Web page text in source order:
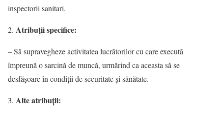
inspectorii sanitari.
Atribuţii specifice:
– Să supravegheze activitatea lucrătorilor cu care execută
împreună o sarcină de muncă, urmărind ca aceasta să se
desfăşoare în condiţii de securitate şi sănătate.
Alte atribuţii: